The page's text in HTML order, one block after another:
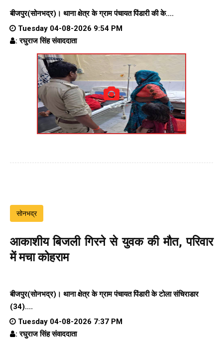
बीजपुर(सोनभद्र)। थाना क्षेत्र केग्राम पंचायत पिंडारीकी के....
Tuesday 04-08-2026 9:54 PM
: रघुराज सिंह संवाददाता
सोनभद्र
आकाशीय बिजली गिरने से युवक की मौत, परिवार
में मचा कोहराम
बीजपुर(सोनभद्र)। थाना क्षेत्र के ग्राम पंचायत पिंडारी के टोला संचिराडार
(34)....
Tuesday 04-08-2026 7:37 PM
: रघुराज सिंह संवाददाता